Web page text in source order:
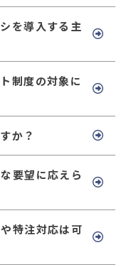
を導入する主
制度の対象に
か？
要望に応えら
特注対応は可